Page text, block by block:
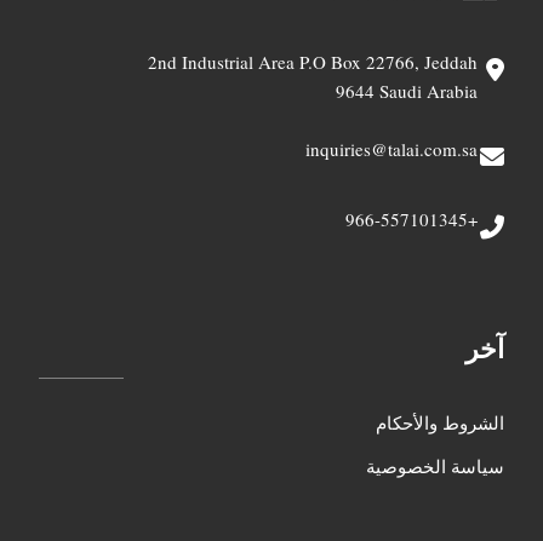
2nd Industrial Area P.O Box 22766, Jeddah
9644 Saudi Arabia
inquiries@talai.com.sa
+966-557101345
آخر
الشروط والأحكام
سياسة الخصوصية